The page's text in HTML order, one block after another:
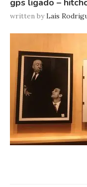
written byLais